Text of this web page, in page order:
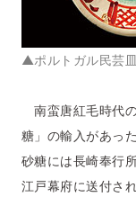
▲ポルトガル民芸皿
南蛮唐紅毛時代
糖」の輸入があった
砂糖には長崎奉行
江戸幕府に送付さ